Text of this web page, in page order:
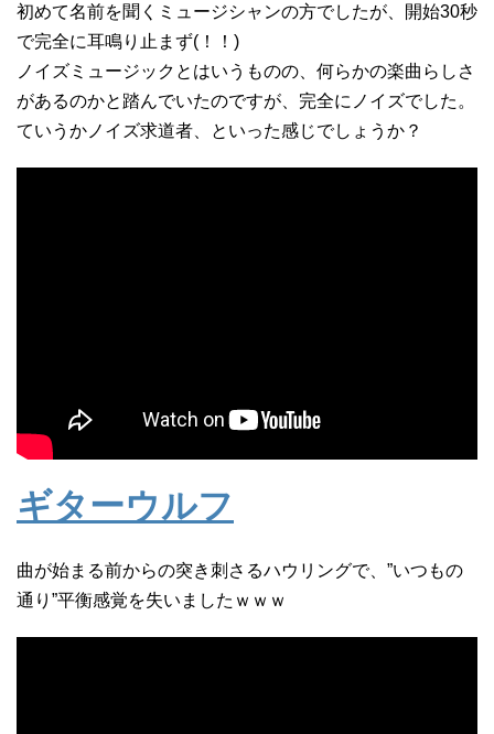
初めて名前を聞くミュージシャンの方でしたが、開始30秒
で完全に耳鳴り止まず(！！)
ノイズミュージックとはいうものの、何らかの楽曲らしさ
があるのかと踏んでいたのですが、完全にノイズでした。
ていうかノイズ求道者、といった感じでしょうか？
ギターウルフ
曲が始まる前からの突き刺さるハウリングで、”いつもの
通り”平衡感覚を失いましたｗｗｗ